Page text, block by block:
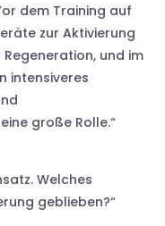
dem Training auf
zur Aktivierung
und im
intensiveres
große Rolle.“
Welches
geblieben?“